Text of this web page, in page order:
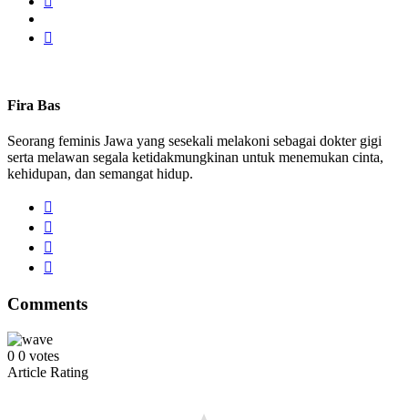
Fira Bas
Seorang feminis Jawa yang sesekali melakoni sebagai dokter gigi
serta melawan segala ketidakmungkinan untuk menemukan cinta,
kehidupan, dan semangat hidup.
Comments
0 0 votes
Article Rating